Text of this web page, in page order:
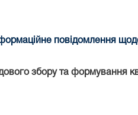
повідомлення
збору та формування